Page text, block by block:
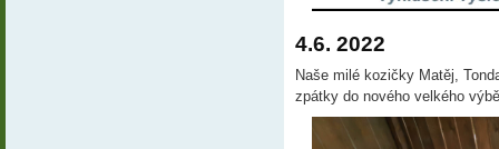
4.6. 2022
Naše milé kozičky Matěj,
zpátky do nového velkého